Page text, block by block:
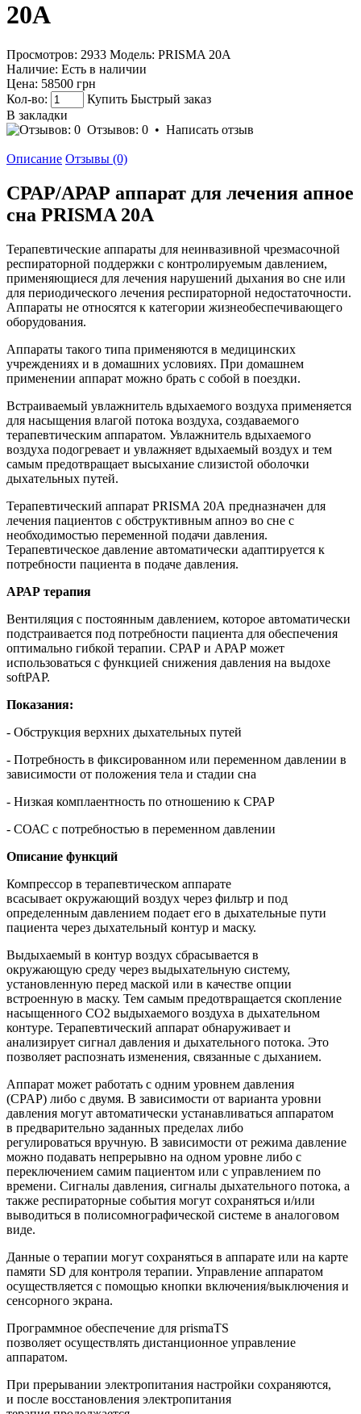
20A
Просмотров: 2933 Модель: PRISMA 20A
Наличие: Есть в наличии
Цена: 58500 грн
Кол-во:
Купить Быстрый заказ
В закладки
Отзывов: 0 • Написать отзыв
Описание Отзывы (0)
СРАР/АРАР аппарат для лечения апное
сна PRISMA 20A
Терапевтические аппараты для неинвазивной чрезмасочной
респираторной поддержки с контролируемым давлением,
применяющиеся для лечения нарушений дыхания во сне или
для периодического лечения респираторной недостаточности.
Аппараты не относятся к категории жизнеобеспечивающего
оборудования.
Аппараты такого типа применяются в медицинских
учреждениях и в домашних условиях. При домашнем
применении аппарат можно брать с собой в поездки.
Встраиваемый увлажнитель вдыхаемого воздуха применяется
для насыщения влагой потока воздуха, создаваемого
терапевтическим аппаратом. Увлажнитель вдыхаемого
воздуха подогревает и увлажняет вдыхаемый воздух и тем
самым предотвращает высыхание слизистой оболочки
дыхательных путей.
Терапевтический аппарат PRISMA 20A предназначен для
лечения пациентов с обструктивным апноэ во сне с
необходимостью переменной подачи давления.
Терапевтическое давление автоматически адаптируется к
потребности пациента в подаче давления.
АРАР терапия
Вентиляция с постоянным давлением, которое автоматически
подстраивается под потребности пациента для обеспечения
оптимально гибкой терапии. СРАР и АРАР может
использоваться с функцией снижения давления на выдохе
softPAP.
Показания:
- Обструкция верхних дыхательных путей
- Потребность в фиксированном или переменном давлении в
зависимости от положения тела и стадии сна
- Низкая комплаентность по отношению к СРАР
- СОАС с потребностью в переменном давлении
Описание функций
Компрессор в терапевтическом аппарате
всасывает окружающий воздух через фильтр и под
определенным давлением подает его в дыхательные пути
пациента через дыхательный контур и маску.
Выдыхаемый в контур воздух сбрасывается в
окружающую среду через выдыхательную систему,
установленную перед маской или в качестве опции
встроенную в маску. Тем самым предотвращается скопление
насыщенного CO2 выдыхаемого воздуха в дыхательном
контуре. Терапевтический аппарат обнаруживает и
анализирует сигнал давления и дыхательного потока. Это
позволяет распознать изменения, связанные с дыханием.
Аппарат может работать с одним уровнем давления
(CPAP) либо с двумя. В зависимости от варианта уровни
давления могут автоматически устанавливаться аппаратом
в предварительно заданных пределах либо
регулироваться вручную. В зависимости от режима давление
можно подавать непрерывно на одном уровне либо с
переключением самим пациентом или с управлением по
времени. Сигналы давления, сигналы дыхательного потока, а
также респираторные события могут сохраняться и/или
выводиться в полисомнографической системе в аналоговом
виде.
Данные о терапии могут сохраняться в аппарате или на карте
памяти SD для контроля терапии. Управление аппаратом
осуществляется с помощью кнопки включения/выключения и
сенсорного экрана.
Программное обеспечение для prismaTS
позволяет осуществлять дистанционное управление
аппаратом.
При прерывании электропитания настройки сохраняются,
и после восстановления электропитания